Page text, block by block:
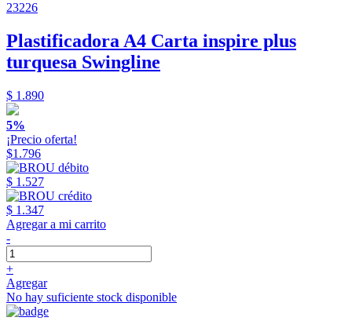
23226
Plastificadora A4 Carta inspire plus
turquesa Swingline
$ 1.890
5%
¡Precio oferta!
$1.796
$ 1.527
$ 1.347
Agregar a mi carrito
-
+
Agregar
No hay suficiente stock disponible